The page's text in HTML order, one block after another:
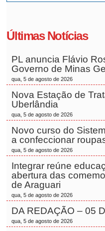
Últimas Notícias
PL anuncia Flávio
Governo de Minas
qua, 5 de agosto de 2026
Nova Estação de
Uberlândia
qua, 5 de agosto de 2026
Novo curso do
a confeccionar
qua, 5 de agosto de 2026
Integrar reúne
abertura das
de Araguari
qua, 5 de agosto de 2026
DA REDAÇÃO – 05
qua, 5 de agosto de 2026